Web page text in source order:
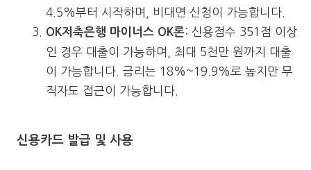
4.5%부터 시작하며, 비대면 신청이 가능합니다.
OK저축은행 마이너스 OK론: 신용점수 351점 이상
인 경우 대출이 가능하며, 최대 5천만 원까지 대출
이 가능합니다. 금리는 18%~19.9%로 높지만 무
직자도 접근이 가능합니다.
신용카드 발급 및 사용